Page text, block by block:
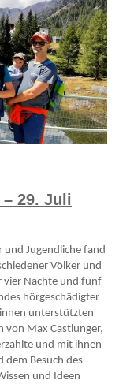
29. Juli
und Jugendliche fand
Völker und
vier Nächte und fünf
hörgeschädigter
unterstützten
von Max Castlunger,
und mit ihnen
dem Besuch des
und Ideen